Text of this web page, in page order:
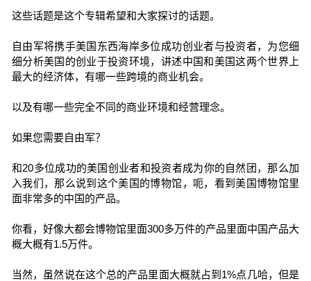
这些话题是这个专辑希望和大家探讨的话题。
自由军将携手美国东西海岸多位成功创业者与投资者，为您细
细分析美国的创业于投资环境，讲述中国和美国这两个世界上
最大的经济体，有哪一些跨境的商业机会。
以及有哪一些完全不同的商业环境和经营理念。
如果您需要自由军？
和20多位成功的美国创业者和投资者成为你的自然团，那么加
入我们，那么说到这个美国的博物馆，呃，看到美国博物馆里
面非常多的中国的产品。
你看，好像大都会博物馆里面300多万件的产品里面中国产品大
概大概有1.5万件。
当然，虽然说在这个总的产品里面大概就占到1%点几哈，但是